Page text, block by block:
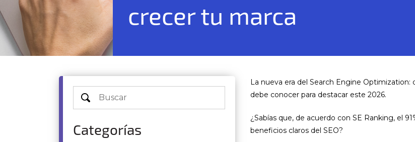
crecer tu marca
Categorías
La nueva era del Search Engine
debe conocer para destacar este 2026.
¿Sabías que, de acuerdo con SE Ranking, el
beneficios claros del SEO?